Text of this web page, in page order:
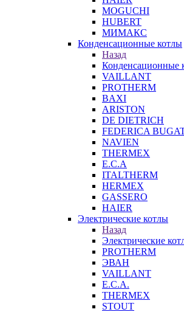
MOGUCHI
HUBERT
МИМАКС
Конденсационные котлы
Назад
Конденсационные
VAILLANT
PROTHERM
BAXI
ARISTON
DE DIETRICH
FEDERICA
NAVIEN
THERMEX
E.C.A
ITALTHERM
HERMEX
GASSERO
HAIER
Электрические котлы
Назад
Электрические
PROTHERM
ЭВАН
VAILLANT
E.C.A.
THERMEX
STOUT